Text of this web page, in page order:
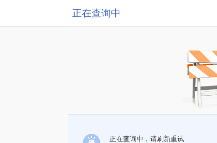
正在查询中
正在查询中，请刷新重试